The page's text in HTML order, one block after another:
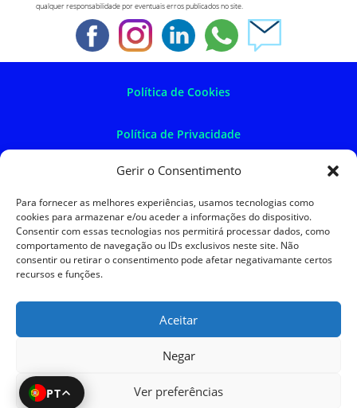
Gerir o Consentimento
Para fornecer as melhores experiências, usamos tecnologias como
cookies para armazenar e/ou aceder a informações do dispositivo.
Consentir com essas tecnologias nos permitirá processar dados, como
comportamento de navegação ou IDs exclusivos neste site. Não
consentir ou retirar o consentimento pode afetar negativamante certos
recursos e funções.
Aceitar
Negar
Ver preferências
PT
qualquer responsabilidade por eventuais erros publicados no site.
Política de Cookies
Política de Privacidade
Política de Devoluções
Termos e Condições
Resolução de Litígios
SKySIGMA